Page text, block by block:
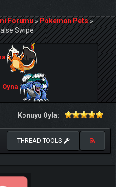
Forumu»Pokemon Pets»
Swipe
Oyna
Konuyu Oyla:
THREAD TOOLS